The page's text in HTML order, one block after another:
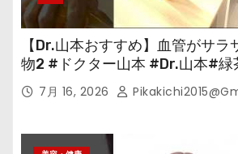
【Dr.山本おすすめ】血管がサラ
物2 #ドクター山本 #Dr.山本#緑
7月 16, 2026